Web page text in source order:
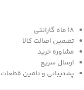
18 ماه گارانتی
تضمین اصالت کالا
مشاوره خرید
ارسال سریع
پشتیبانی و تامین قطعات